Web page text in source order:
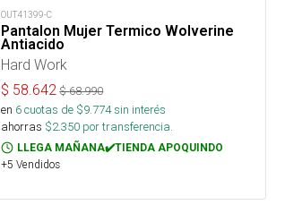
OUT41399-C
Pantalon Mujer Termico Wolverine
Antiacido
Hard Work
$ 58.642 $68.990
en 6cuotas de $9.774sin interés
ahorras $2.350 por transferencia.
LLEGA MAÑANA✔️TIENDA APOQUINDO
+5 Vendidos